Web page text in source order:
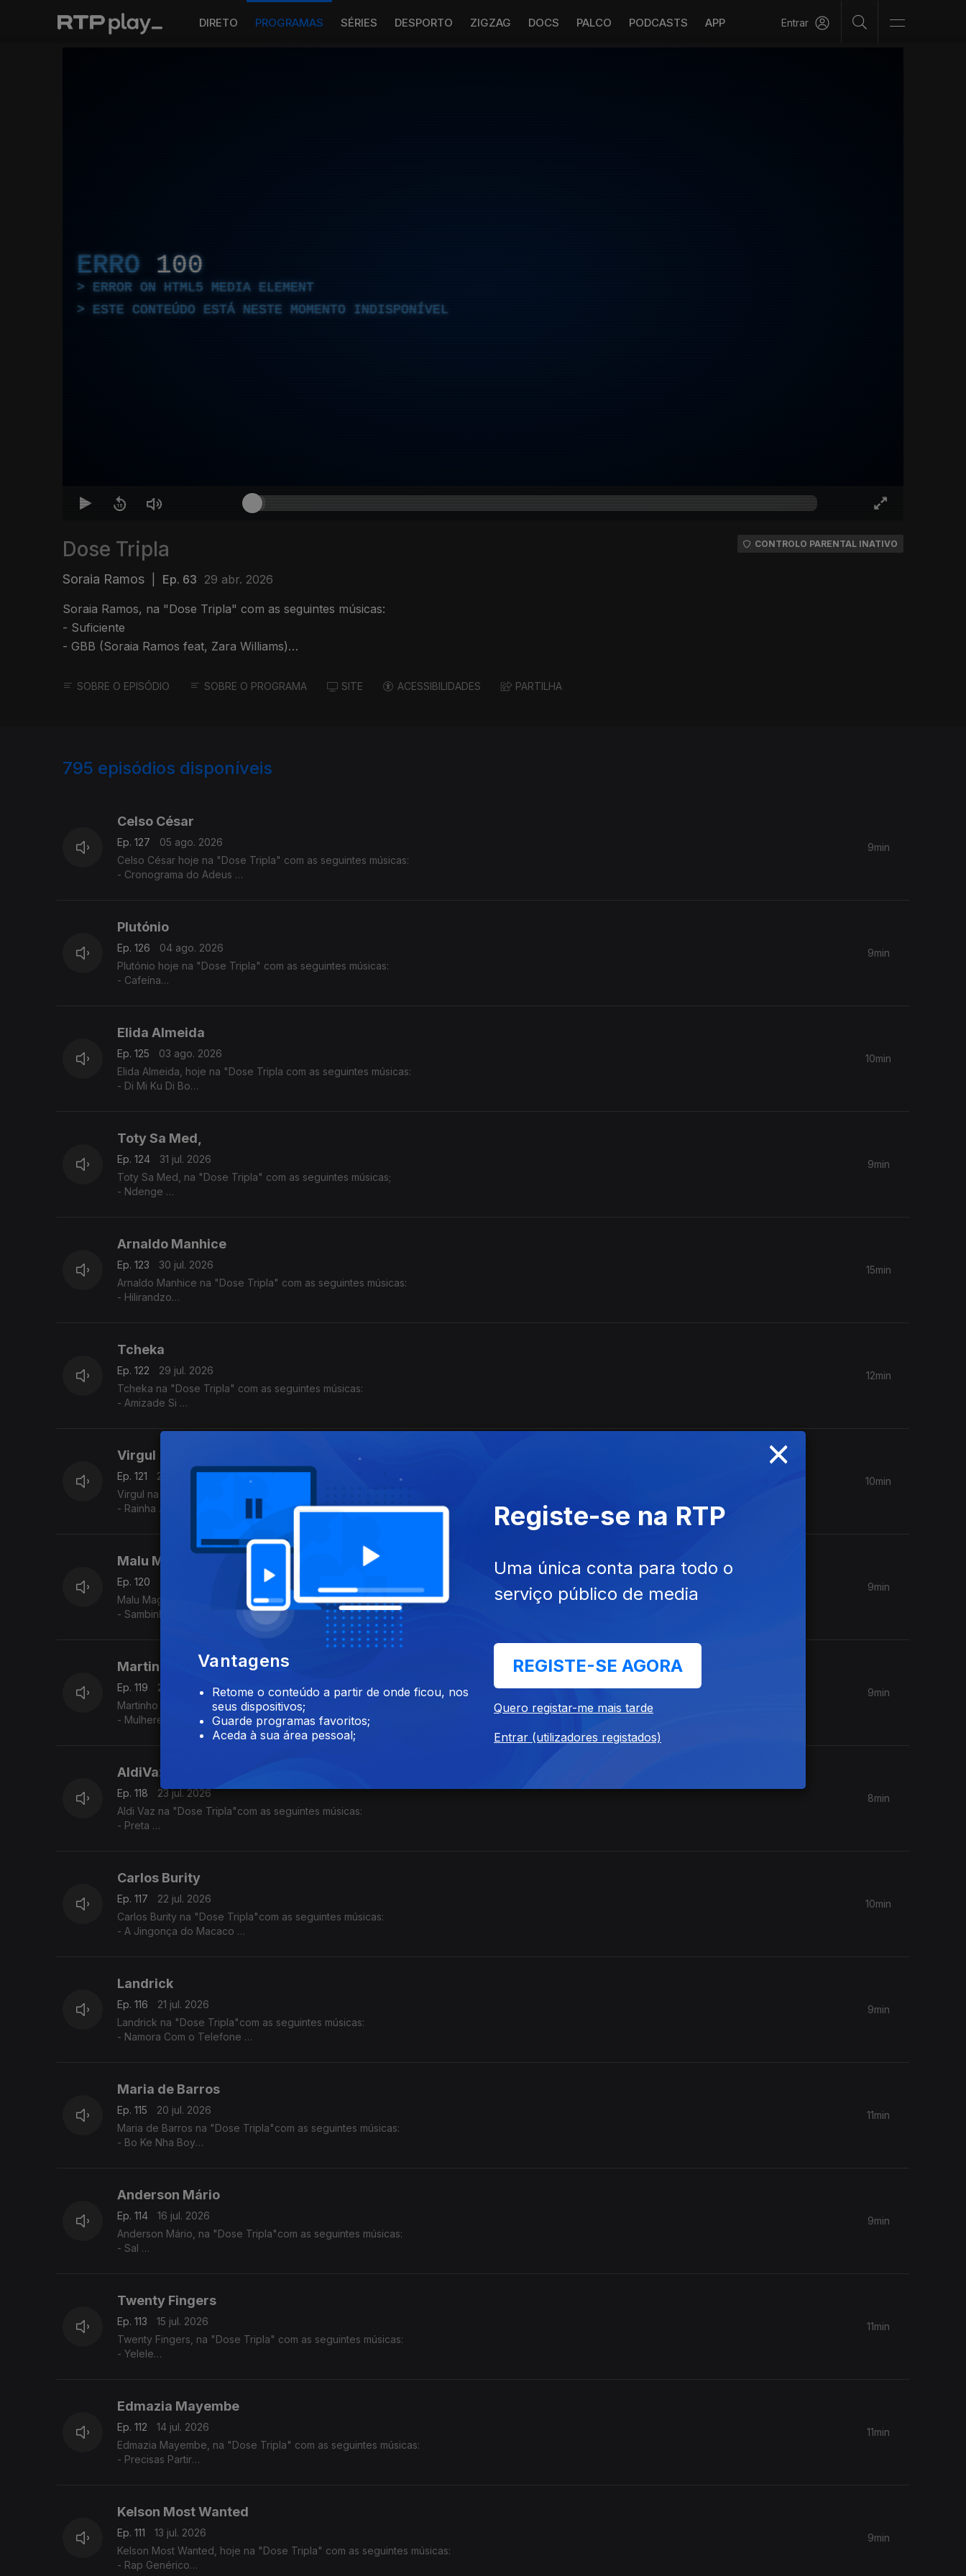
DIRETO PROGRAMAS SÉRIES DESPORTO ZIGZAG DOCS PALCO PODCASTS APP Entrar
ERRO 100
ERROR ON HTML5 MEDIA ELEMENT
ESTE CONTEÚDO ESTÁ NESTE MOMENTO INDISPONÍVEL
Dose Tripla
Soraia Ramos Ep. 63 29 abr. 2026
Soraia Ramos, na "Dose Tripla" com as seguintes músicas:
- Suficiente
- GBB (Soraia Ramos feat, Zara Williams)
CONTROLO PARENTAL INATIVO
SOBRE O EPISÓDIO SOBRE O PROGRAMA SITE ACESSIBILIDADES PARTILHA
795 episódios disponíveis
Celso César
Ep. 127
05 ago. 2026
Celso César hoje na "Dose Tripla" com as seguintes músicas:
- Cronograma do Adeus
9min
Plutónio
Ep. 126
04 ago. 2026
Plutónio hoje na "Dose Tripla" com as seguintes músicas:
- Cafeína
9min
Elida Almeida
Ep. 125
03 ago. 2026
Elida Almeida, hoje na "Dose Tripla com as seguintes músicas:
- Di Mi Ku Di Bo
10min
Toty Sa Med,
Ep. 124
31 jul. 2026
Toty Sa Med, na "Dose Tripla" com as seguintes músicas;
- Ndenge
9min
Arnaldo Manhice
Ep. 123
30 jul. 2026
Arnaldo Manhice na "Dose Tripla" com as seguintes músicas:
- Hilirandzo
15min
Tcheka
Ep. 122
29 jul. 2026
Tcheka na "Dose Tripla" com as seguintes músicas:
- Amizade Si
12min
Virgul
Ep. 121
28 jul. 2026
Virgul na "Dose Tripla" com as seguintes músicas:
- Rainha
10min
Malu Magalhães
Ep. 120
Malu Magalhães na Dose Tripla"com as seguintes músicas:
- Sambinha Bom
9min
Martinho da Vila
Ep. 119
24 jul. 2026
Martinho da Villa na Dose Tripla"com as seguintes músicas:
- Mulheres
9min
AldiVaz
Ep. 118
23 jul. 2026
Aldi Vaz na "Dose Tripla"com as seguintes músicas:
- Preta
8min
Carlos Burity
Ep. 117
22 jul. 2026
Carlos Burity na "Dose Tripla"com as seguintes músicas:
- A Jingonça do Macaco
10min
Landrick
Ep. 116
21 jul. 2026
Landrick na "Dose Tripla"com as seguintes músicas:
- Namora Com o Telefone
9min
Maria de Barros
Ep. 115
20 jul. 2026
Maria de Barros na "Dose Tripla"com as seguintes músicas:
- Bo Ke Nha Boy
11min
Anderson Mário
Ep. 114
16 jul. 2026
Anderson Mário, na "Dose Tripla"com as seguintes músicas:
- Sal
9min
Twenty Fingers
Ep. 113
15 jul. 2026
Twenty Fingers, na "Dose Tripla" com as seguintes músicas:
- Yelele
11min
Edmazia Mayembe
Ep. 112
14 jul. 2026
Edmazia Mayembe, na "Dose Tripla" com as seguintes músicas:
- Precisas Partir
11min
Kelson Most Wanted
Ep. 111
13 jul. 2026
Kelson Most Wanted, hoje na "Dose Tripla" com as seguintes músicas:
- Rap Genérico
9min
×
Vantagens
Retome o conteúdo a partir de onde ficou, nos
seus dispositivos;
Guarde programas favoritos;
Aceda à sua área pessoal;
Registe-se na RTP
Uma única conta para todo o
serviço público de media
REGISTE-SE AGORA
Quero registar-me mais tarde
Entrar (utilizadores registados)